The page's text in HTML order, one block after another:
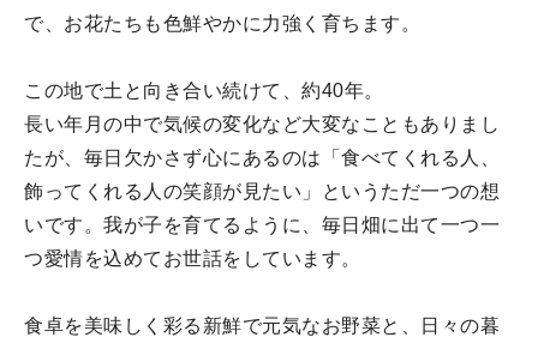
で、お花たちも色鮮やかに力強く育ちます。
この地で土と向き合い続けて、約40年。
長い年月の中で気候の変化など大変なこともありまし
たが、毎日欠かさず心にあるのは「食べてくれる人、
飾ってくれる人の笑顔が見たい」というただ一つの想
いです。我が子を育てるように、毎日畑に出て一つ一
つ愛情を込めてお世話をしています。
食卓を美味しく彩る新鮮で元気なお野菜と、日々の暮